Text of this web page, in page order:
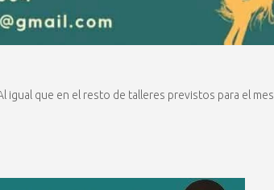
igual que en el resto de talleres previstos para el mes